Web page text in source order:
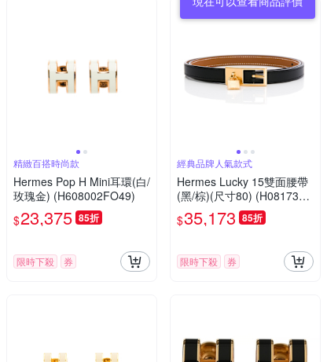
精緻百搭時尚款
Hermes Pop H Mini耳環(白/
玫瑰金) (H608002FO49)
$23,375 85折
限時下殺 券
經典品牌人氣款式
Hermes Lucky 15雙面腰帶
(黑/棕)(尺寸80) (H081739C
CAB080)
$35,173 85折
限時下殺 券